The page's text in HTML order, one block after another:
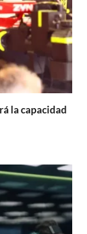
la capacidad